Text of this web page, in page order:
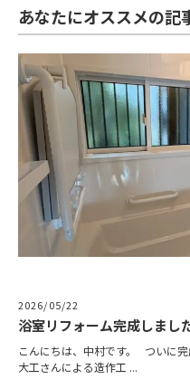
あなたにオススメの記
2026/05/22
浴室リフォーム完成しまし
こんにちは、中村です。 ついに完
大工さんによる造作工 ...